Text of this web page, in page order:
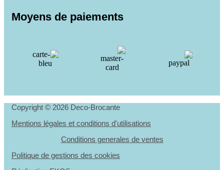
Moyens de paiements
Copyright © 2026 Deco-Brocante
Mentions légales et conditions d'utilisations
Conditions generales de ventes
Politique de gestions des cookies